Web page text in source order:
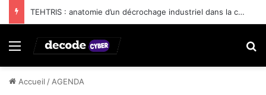
TEHTRIS : anatomie d’un décrochage industriel dans la cybersécurité française
Menu
Accueil /AGENDA